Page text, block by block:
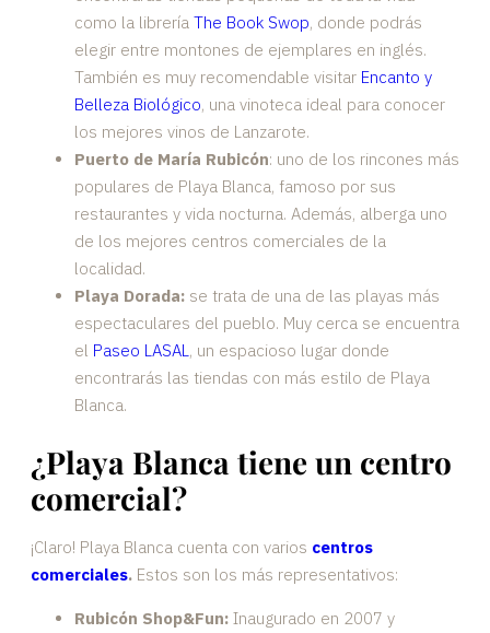
como la librería The Book Swop, donde podrás
elegir entre montones de ejemplares en inglés.
También es muy recomendable visitar Encanto y
Belleza Biológico, una vinoteca ideal para conocer
los mejores vinos de Lanzarote.
Puerto de María Rubicón: uno de los rincones más
populares de Playa Blanca, famoso por sus
restaurantes y vida nocturna. Además, alberga uno
de los mejores centros comerciales de la
localidad.
Playa Dorada: se trata de una de las playas más
espectaculares del pueblo. Muy cerca se encuentra
el Paseo LASAL, un espacioso lugar donde
encontrarás las tiendas con más estilo de Playa
Blanca.
¿Playa Blanca tiene un centro
comercial?
¡Claro! Playa Blanca cuenta con varios centros
comerciales. Estos son los más representativos:
Rubicón Shop&Fun: Inaugurado en 2007 y